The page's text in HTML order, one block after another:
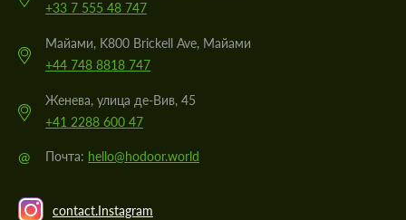
+33 7 555 48 747
Майами, K800 Brickell Ave, Майами
+44 748 8818 747
Женева, улица де-Вив, 45
+41 2288 600 47
@ Почта: hello@hodoor.world
contact.Instagram